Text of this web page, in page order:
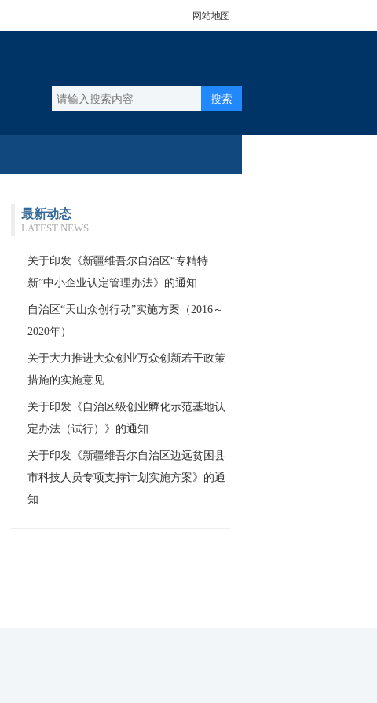
网站地图
搜索
最新动态
LATEST NEWS
关于印发《新疆维吾尔自治区“专精特
新”中小企业认定管理办法》的通知
自治区“天山众创行动”实施方案（2016～
2020年）
关于大力推进大众创业万众创新若干政策
措施的实施意见
关于印发《自治区级创业孵化示范基地认
定办法（试行）》的通知
关于印发《新疆维吾尔自治区边远贫困县
市科技人员专项支持计划实施方案》的通
知